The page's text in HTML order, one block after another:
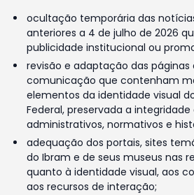
ocultação temporária das
anteriores a 4 de julho de 2026
publicidade institucional ou
revisão e adaptação das páginas
comunicação que contenham
elementos da identidade visual
Federal, preservada a
administrativos, normativos e
adequação dos portais, sites
do Ibram e de seus museus nas
quanto à identidade visual, aos
aos recursos de interação;